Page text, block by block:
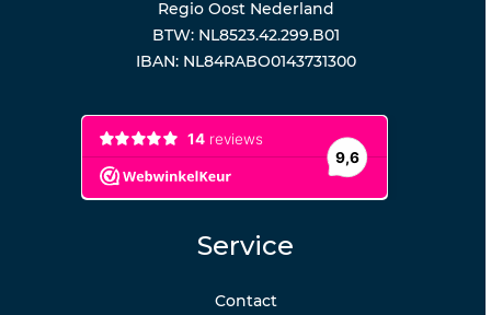
Regio Oost Nederland
BTW: NL8523.42.299.B01
IBAN: NL84RABO0143731300
Service
Contact